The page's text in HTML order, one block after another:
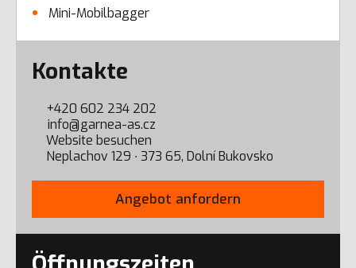
Mini-Mobilbagger
Error here
Kontakte
+420 602 234 202
info@garnea-as.cz
Website besuchen
Neplachov 129 ∙ 373 65, Dolní Bukovsko
Angebot anfordern